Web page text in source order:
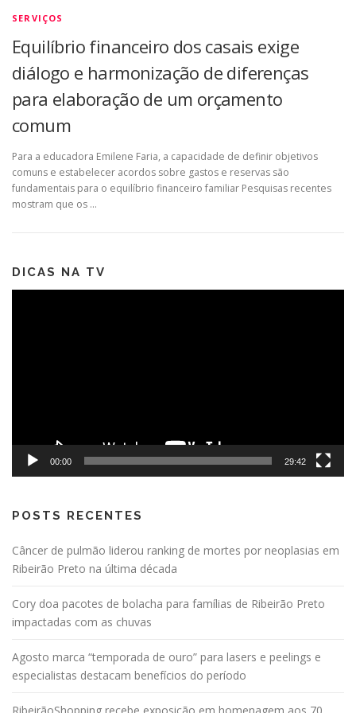
SERVIÇOS
Equilíbrio financeiro dos casais exige
diálogo e harmonização de diferenças
para elaboração de um orçamento
comum
Para a educadora Emilene Faria, a capacidade de definir objetivos
comuns e estabelecer acordos sobre gastos e reservas são
fundamentais para o equilíbrio financeiro familiar Pesquisas recentes
mostram que os …
DICAS NA TV
00:00 29:42
POSTS RECENTES
Câncer de pulmão liderou ranking de mortes por neoplasias em
Ribeirão Preto na última década
Cory doa pacotes de bolacha para famílias de Ribeirão Preto
impactadas com as chuvas
Agosto marca “temporada de ouro” para lasers e peelings e
especialistas destacam benefícios do período